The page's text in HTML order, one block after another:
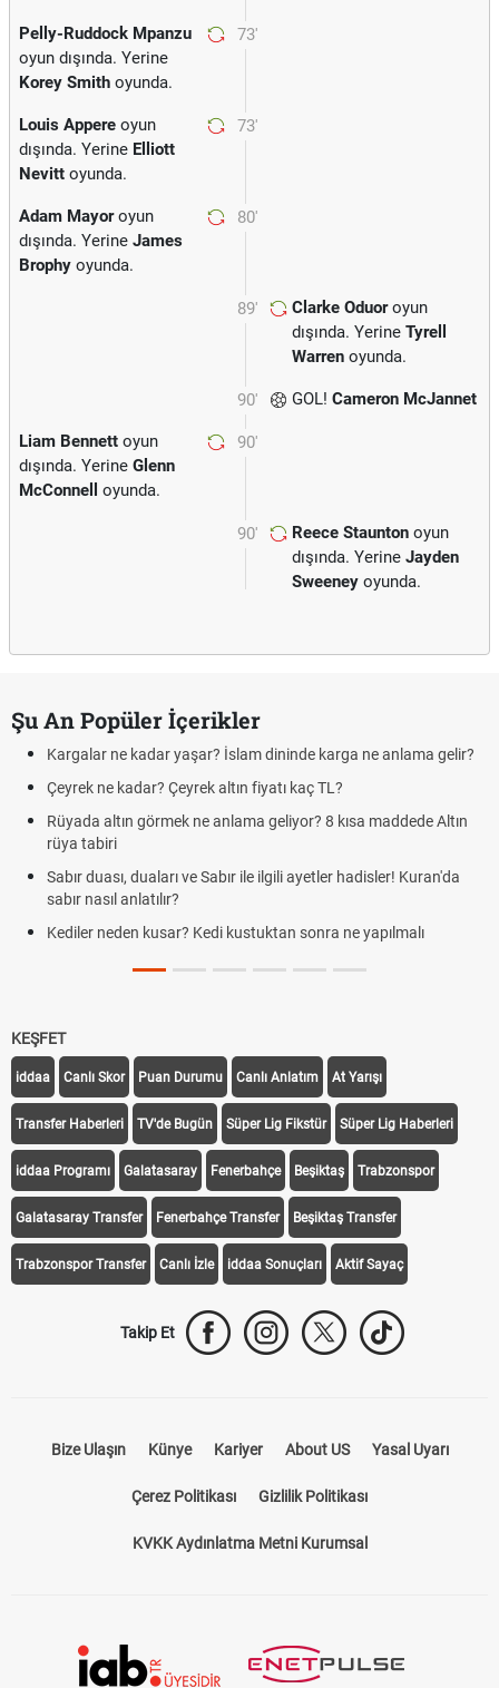
73'
Pelly-Ruddock Mpanzu
oyun dışında. Yerine
Korey Smith oyunda.
73'
Louis Appere oyun
dışında. Yerine Elliott
Nevitt oyunda.
80'
Adam Mayoroyun
dışında. Yerine James
Brophy oyunda.
89' Clarke Oduoroyun
dışında. Yerine Tyrell
Warren oyunda.
90' GOL! Cameron McJannet
90'
Liam Bennett oyun
dışında. Yerine Glenn
McConnell
oyunda.
90' Reece Staunton oyun
dışında. Yerine Jayden
Sweeney oyunda.
Şu An Popüler İçerikler
Kargalar ne kadar yaşar? İslam dininde karga ne anlama gelir?
Çeyrek ne kadar? Çeyrek altın fiyatı kaç TL?
Rüyada altın görmek ne anlama geliyor? 8 kısa maddede Altın
rüya tabiri
Sabır duası, duaları ve Sabır ile ilgili ayetler hadisler! Kuran'da
sabır nasıl anlatılır?
Kediler neden kusar? Kedi kustuktan sonra ne yapılmalı
KEŞFET
iddaa Canlı Skor Puan Durumu Canlı Anlatım At Yarışı
Transfer Haberleri TV'de Bugün Süper Lig Fikstür Süper Lig Haberleri
iddaa Programı Galatasaray Fenerbahçe Beşiktaş Trabzonspor
Galatasaray Transfer Fenerbahçe Transfer Beşiktaş Transfer
Trabzonspor Transfer Canlı İzle iddaa Sonuçları Aktif Sayaç
Takip Et
Bize Ulaşın Künye Kariyer About US Yasal Uyarı
Çerez Politikası Gizlilik Politikası
KVKK Aydınlatma Metni Kurumsal